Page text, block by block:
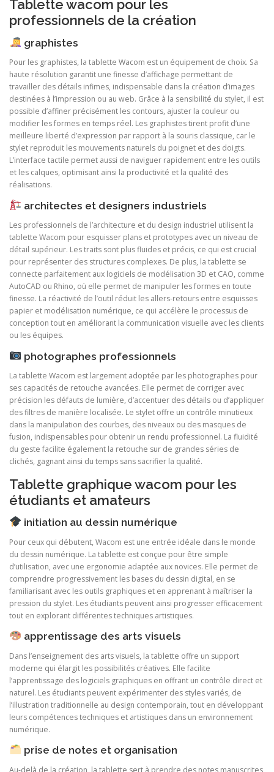
Tablette wacom pour les
professionnels de la création
graphistes
Pour les graphistes, la tablette Wacom est un équipement de choix. Sa
haute résolution garantit une finesse d’affichage permettant de
travailler des détails infimes, indispensable dans la création d’images
destinées à l’impression ou au web. Grâce à la sensibilité du stylet, il est
possible d’affiner précisément les contours, ajuster la couleur ou
modifier les formes en temps réel. Les graphistes tirent profit d’une
meilleure liberté d’expression par rapport à la souris classique, car le
stylet reproduit les mouvements naturels du poignet et des doigts.
L’interface tactile permet aussi de naviguer rapidement entre les outils
et les calques, optimisant ainsi la productivité et la qualité des
réalisations.
architectes et designers industriels
Les professionnels de l’architecture et du design industriel utilisent la
tablette Wacom pour esquisser plans et prototypes avec un niveau de
détail supérieur. Les traits sont plus fluides et précis, ce qui est crucial
pour représenter des structures complexes. De plus, la tablette se
connecte parfaitement aux logiciels de modélisation 3D et CAO, comme
AutoCAD ou Rhino, où elle permet de manipuler les formes en toute
finesse. La réactivité de l’outil réduit les allers-retours entre esquisses
papier et modélisation numérique, ce qui accélère le processus de
conception tout en améliorant la communication visuelle avec les clients
ou les équipes.
photographes professionnels
La tablette Wacom est largement adoptée par les photographes pour
ses capacités de retouche avancées. Elle permet de corriger avec
précision les défauts de lumière, d’accentuer des détails ou d’appliquer
des filtres de manière localisée. Le stylet offre un contrôle minutieux
dans la manipulation des courbes, des niveaux ou des masques de
fusion, indispensables pour obtenir un rendu professionnel. La fluidité
du geste facilite également la retouche sur de grandes séries de
clichés, gagnant ainsi du temps sans sacrifier la qualité.
Tablette graphique wacom pour les
étudiants et amateurs
initiation au dessin numérique
Pour ceux qui débutent, Wacom est une entrée idéale dans le monde
du dessin numérique. La tablette est conçue pour être simple
d’utilisation, avec une ergonomie adaptée aux novices. Elle permet de
comprendre progressivement les bases du dessin digital, en se
familiarisant avec les outils graphiques et en apprenant à maîtriser la
pression du stylet. Les étudiants peuvent ainsi progresser efficacement
tout en explorant différentes techniques artistiques.
apprentissage des arts visuels
Dans l’enseignement des arts visuels, la tablette offre un support
moderne qui élargit les possibilités créatives. Elle facilite
l’apprentissage des logiciels graphiques en offrant un contrôle direct et
naturel. Les étudiants peuvent expérimenter des styles variés, de
l’illustration traditionnelle au design contemporain, tout en développant
leurs compétences techniques et artistiques dans un environnement
numérique.
prise de notes et organisation
Au-delà de la création, la tablette sert à prendre des notes manuscrites